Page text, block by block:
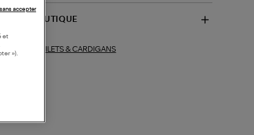
BOUTIQUE
similaires : GILETS & CARDIGANS
et
»).
accepter